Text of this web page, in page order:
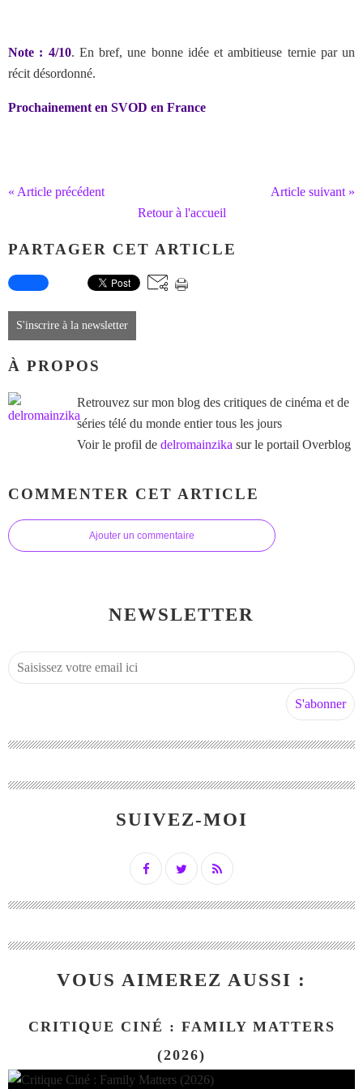
Note : 4/10. En bref, une bonne idée et ambitieuse ternie par un
récit désordonné.
Prochainement en SVOD en France
« Article précédent
Article suivant »
Retour à l'accueil
PARTAGER CET ARTICLE
S'inscrire à la newsletter
À PROPOS
Retrouvez sur mon blog des critiques de cinéma et de
séries télé du monde entier tous les jours
Voir le profil de delromainzika sur le portail Overblog
COMMENTER CET ARTICLE
Ajouter un commentaire
NEWSLETTER
SUIVEZ-MOI
VOUS AIMEREZ AUSSI :
CRITIQUE CINÉ : FAMILY MATTERS
(2026)